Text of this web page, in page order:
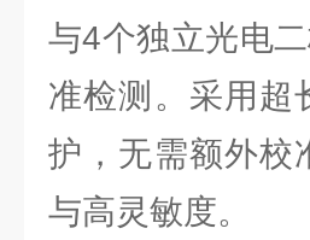
与4个独立光电
准检测。采用超
护，无需额外校
与高灵敏度。